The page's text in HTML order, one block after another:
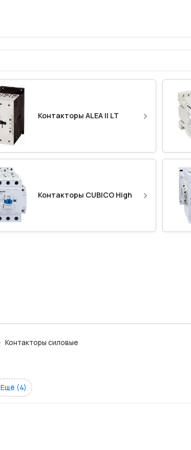
Контакторы ALEA II LT ›
Контакторы CUBICO High ›
Контакторы силовые
Ещё (4)